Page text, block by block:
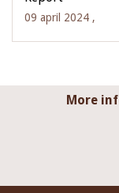
09 april 2024 ,
More